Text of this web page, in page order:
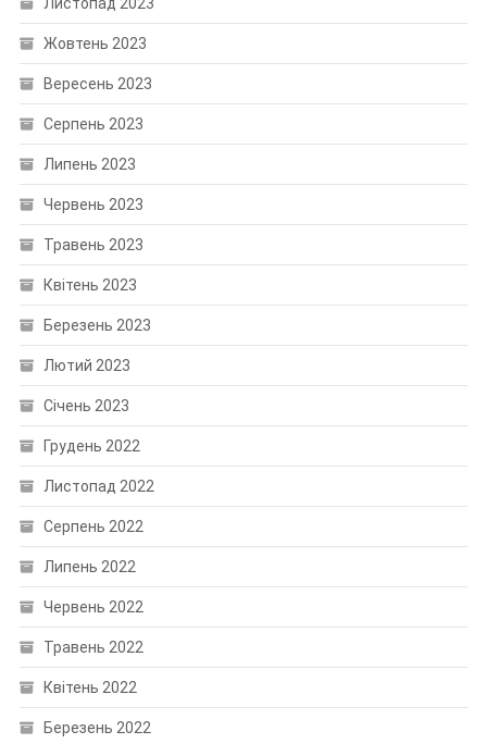
Жовтень 2023
Вересень 2023
Серпень 2023
Липень 2023
Червень 2023
Травень 2023
Квітень 2023
Березень 2023
Лютий 2023
Січень 2023
Грудень 2022
Листопад 2022
Серпень 2022
Липень 2022
Червень 2022
Травень 2022
Квітень 2022
Березень 2022